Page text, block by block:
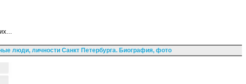
люди, личности Санкт Петербурга. Биография, фото